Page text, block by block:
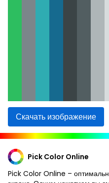
Скачать изображение
Pick Color Online
Pick Color Online –